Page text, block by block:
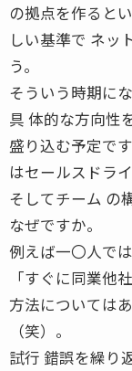
の拠点を作ると
しい基準で ネッ
う。
そういう時期に
具 体的な方向性
盛り込む予定で
はセールスドラ
そしてチーム の
なぜですか。
例えば一〇人で
「すぐに同業他
方法については
（笑）。
試行 錯誤を繰り